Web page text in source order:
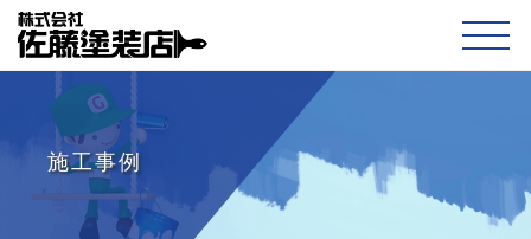
施工事例